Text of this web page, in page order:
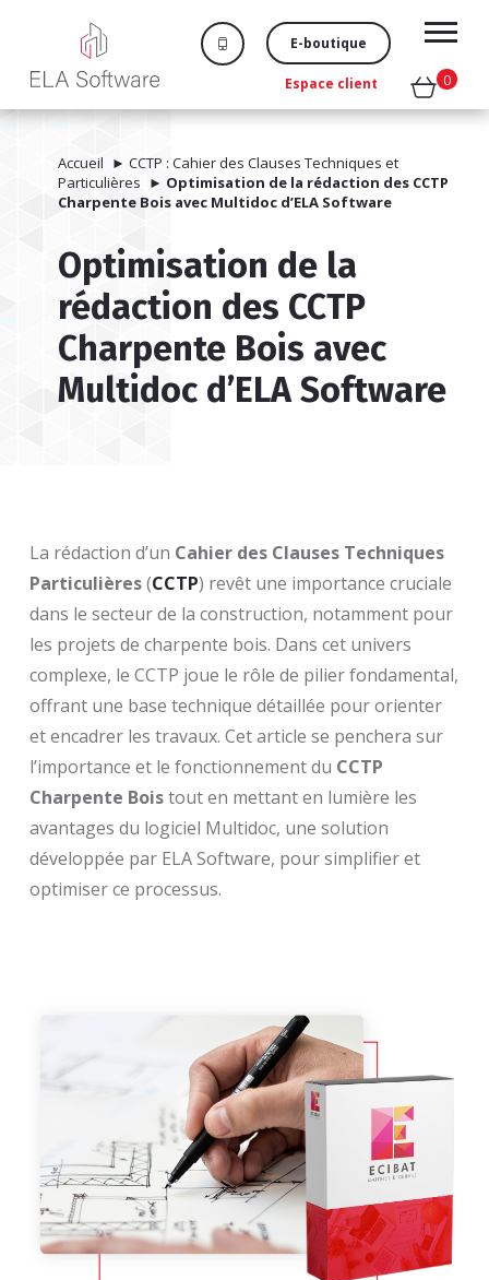
E-boutique
0
Espace client
Accueil ► CCTP : Cahier des Clauses Techniques et
Particulières ► Optimisation de la rédaction des CCTP
Charpente Bois avec Multidoc d’ELA Software
Optimisation de la
rédaction des CCTP
Charpente Bois avec
Multidoc d’ELA Software
La rédaction d’un Cahier des Clauses Techniques
Particulières(CCTP) revêt une importance cruciale
dans le secteur de la construction, notamment pour
les projets de charpente bois. Dans cet univers
complexe, le CCTP joue le rôle de pilier fondamental,
offrant une base technique détaillée pour orienter
et encadrer les travaux. Cet article se penchera sur
l’importance et le fonctionnement du CCTP
Charpente Boistout en mettant en lumière les
avantages du logiciel Multidoc, une solution
développée par ELA Software, pour simplifier et
optimiser ce processus.